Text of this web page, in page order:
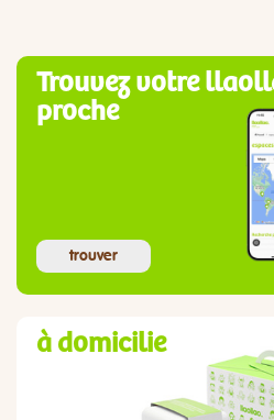
Trouvez votre
proche
trouver
à domicilie